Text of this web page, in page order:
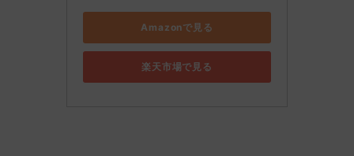
Amazonで見る
楽天市場で見る